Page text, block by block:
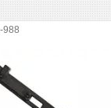
988